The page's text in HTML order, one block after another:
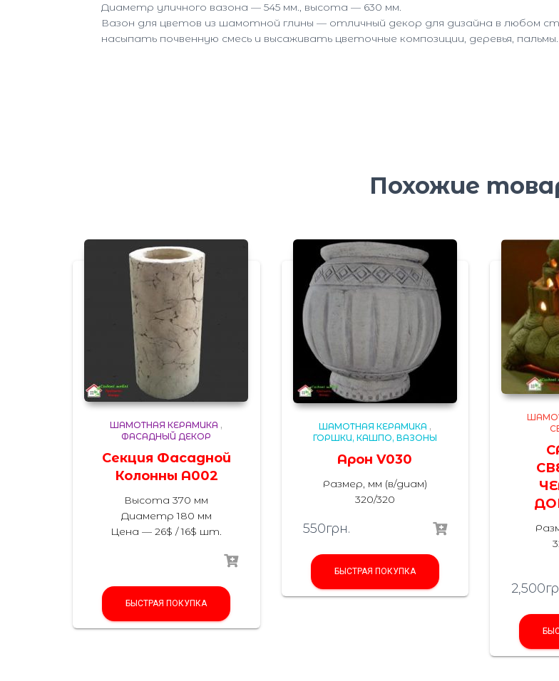
Диаметр уличного вазона — 545 мм., высота — 630 мм.
Вазон для цветов из шамотной глины — отличный декор для дизайна в любом
насыпать почвенную смесь и высаживать цветочные композиции, деревья, пальмы.
Похожие
ШАМОТНАЯ КЕРАМИКА ,
ФАСАДНЫЙ ДЕКОР
Секция Фасадной
Колонны A002
Высота 370 мм
Диаметр 180 мм
Цена — 26$ / 16$ шт.
БЫСТРАЯ ПОКУПКА
ШАМОТНАЯ КЕРАМИКА ,
ГОРШКИ, КАШПО, ВАЗОНЫ
Арон V030
Размер, мм (в/диам)
320/320
550грн.
БЫСТРАЯ ПОКУПКА
2,500